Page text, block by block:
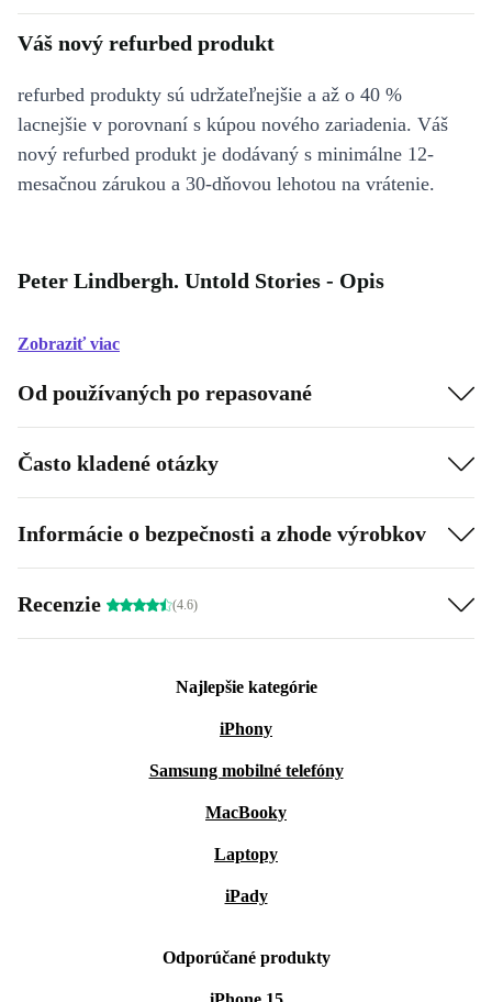
Váš nový refurbed produkt
refurbed produkty sú udržateľnejšie a až o 40 %
lacnejšie v porovnaní s kúpou nového zariadenia. Váš
nový refurbed produkt je dodávaný s minimálne 12-
mesačnou zárukou a 30-dňovou lehotou na vrátenie.
Peter Lindbergh. Untold Stories - Opis
Zobraziť viac
Od používaných po repasované
Často kladené otázky
Informácie o bezpečnosti a zhode výrobkov
Recenzie (4.6)
Najlepšie kategórie
iPhony
Samsung mobilné telefóny
MacBooky
Laptopy
iPady
Odporúčané produkty